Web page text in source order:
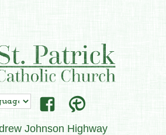
Johnson Highway